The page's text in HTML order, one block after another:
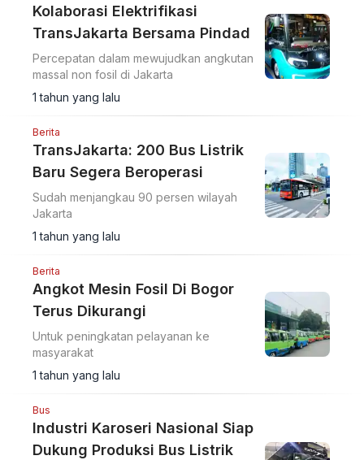
Kolaborasi Elektrifikasi
TransJakarta Bersama Pindad
Percepatan dalam mewujudkan angkutan
massal non fosil di Jakarta
1 tahun yang lalu
Berita
TransJakarta: 200 Bus Listrik
Baru Segera Beroperasi
Sudah menjangkau 90 persen wilayah
Jakarta
1 tahun yang lalu
Berita
Angkot Mesin Fosil Di Bogor
Terus Dikurangi
Untuk peningkatan pelayanan ke
masyarakat
1 tahun yang lalu
Bus
Industri Karoseri Nasional Siap
Dukung Produksi Bus Listrik